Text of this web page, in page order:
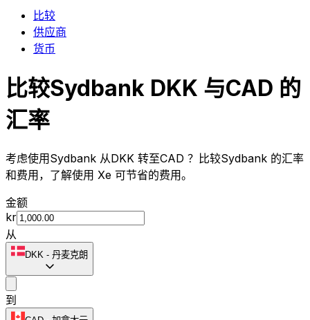
比较
供应商
货币
比较Sydbank DKK 与CAD 的
汇率
考虑使用Sydbank 从DKK 转至CAD ？比较Sydbank 的汇率
和费用，了解使用 Xe 可节省的费用。
金额
kr
从
DKK - 丹麦克朗
到